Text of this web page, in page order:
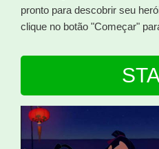
pronto para descobrir seu
clique no botão "Começar"